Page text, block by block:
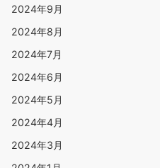
2024年9月
2024年8月
2024年7月
2024年6月
2024年5月
2024年4月
2024年3月